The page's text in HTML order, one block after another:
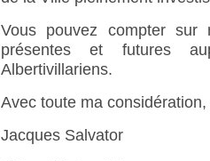
Vous pouvez compter sur
présentes et futures
Albertivillariens.
Avec toute ma considération,
Jacques Salvator